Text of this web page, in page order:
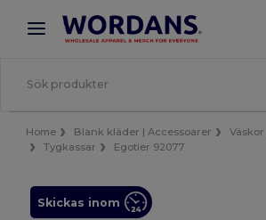
× Wordans-app
Bättre priser i appen!
Home Blank kläder | Accessoarer Väskor
Tygkassar
Egotier 92077
Skickas inom